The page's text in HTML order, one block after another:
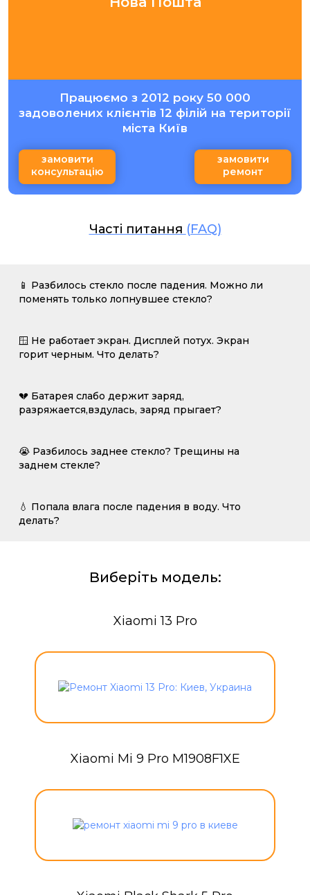
Працюємо з 2012 року 50 000
задоволених клієнтів 12 філій на території
міста Київ
замовити
консультацію
замовити
ремонт
Часті питання (FAQ)
📱 Разбилось стекло после падения. Можно ли
поменять только лопнувшее стекло?
🪟 Не работает экран. Дисплей потух. Экран
горит черным. Что делать?
💔 Батарея слабо держит заряд,
разряжается,вздулась, заряд прыгает?
😭 Разбилось заднее стекло? Трещины на
заднем стекле?
💧 Попала влага после падения в воду. Что
делать?
Виберіть модель:
Xiaomi 13 Pro
Xiaomi Mi 9 Pro M1908F1XE